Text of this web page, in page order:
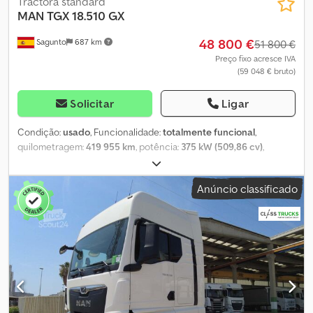
Sagunto 687 km
MAN TGX 18.510 GX
48 800 €51 800 €
Preço fixo acresce IVA
(59 048 € bruto)
Solicitar Ligar
Condição:usado, Funcionalidade:totalmente funcional,
quilometragem:419 955 km, potência: 375 kW (509,86 cv),
, tipo de combustível:
8 088 kg, configuração de eixo:4x2, distância entre eixos:390
mm, cor: , tipo de engrenagem: automático, classe de
emissão:
, Ano de fabrico: 2023, número de cilindros:6,
cilindrada:12 419 cm³ , posição do volante: esquerdo
Equipamento:direção assistida, histórico completo de
manutenção, Características MAN EfficientCruise 3 Grande
capacidade da cabine com teto alto GX Bateria, 12 V, 210 Ah, 2
unidades, sem manutenção Motor diesel MAN D2676 LFAF, 375 kW
(510 cv) de potência, 2.600 Nm de torque, Euro 6e MAN TipMatic
12.26 DD MAN TipMatic 12.26 DD Assistente de travagem de
Anúncio classificado